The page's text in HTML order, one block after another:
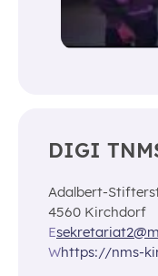
DIGI
Adalbert-
4560 Kirchdorf
E
Whttps://nms-